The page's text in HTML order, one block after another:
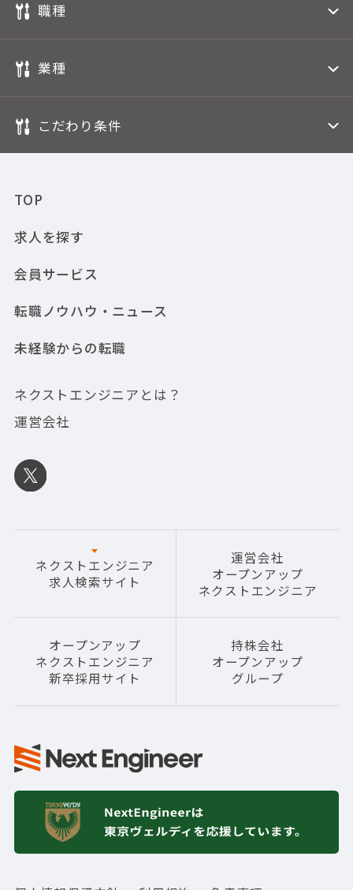
職種
業種
こだわり条件
TOP
求人を探す
会員サービス
転職ノウハウ・ニュース
未経験からの転職
ネクストエンジニアとは？
運営会社
ネクストエンジニア
求人検索サイト
運営会社
オープンアップ
ネクストエンジニア
オープンアップ
ネクストエンジニア
新卒採用サイト
持株会社
オープンアップ
グループ